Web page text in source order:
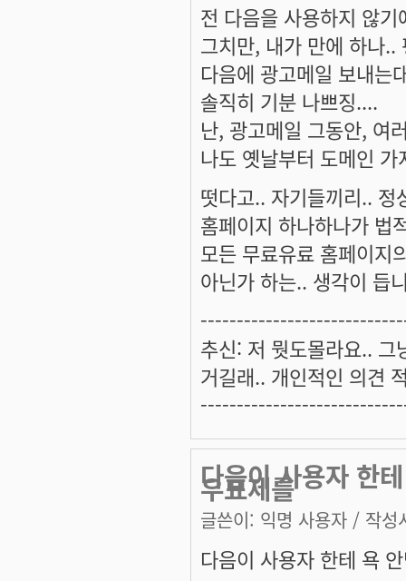
전 다음을 사용하지 않
그치만, 내가 만에 하나..
다음에 광고메일 보내는
솔직히 기분 나쁘징....
난, 광고메일 그동안, 여
나도 옛날부터 도메인
떳다고.. 자기들끼리.. 정
홈페이지 하나하나가 법
모든 무료유료 홈페이지
아닌가 하는.. 생각이 듭
추신: 저 뭣도몰라요.. 그
거길래.. 개인적인 의견
다음이 사용자 한
우표제를
글쓴이: 익명 사용자 / 작성
다음이 사용자 한테 욕